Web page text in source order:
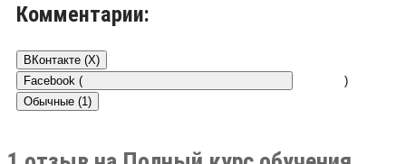
Комментарии:
ВКонтакте (X)
Facebook (
)
Обычные (1)